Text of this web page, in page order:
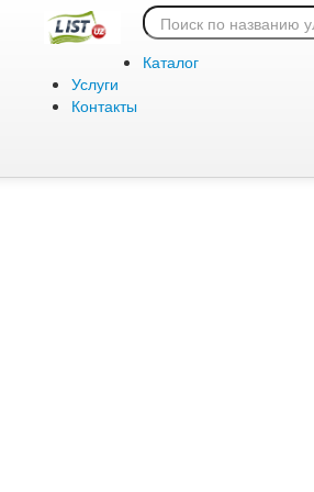
Каталог
Услуги
Контакты
Ошибка